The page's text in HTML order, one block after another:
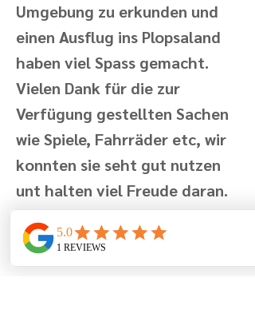
Umgebung zu erkunden und
einen Ausflug ins Plopsaland
haben viel Spass gemacht.
Vielen Dank für die zur
Verfügung gestellten Sachen
wie Spiele, Fahrräder etc, wir
konnten sie seht gut nutzen
unt halten viel Freude daran.
Vriendelijke groeten van de
Zwitsers